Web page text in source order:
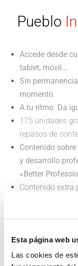
Esta página web
Las cookies de
Pueblo
Accede desde
tablet, móvil…
Sin
momento.
A tu ritmo. Da
175 unidades
repasos de
Contenido
y desarrollo
«Better
Contenido extra
través de
¡MIRA